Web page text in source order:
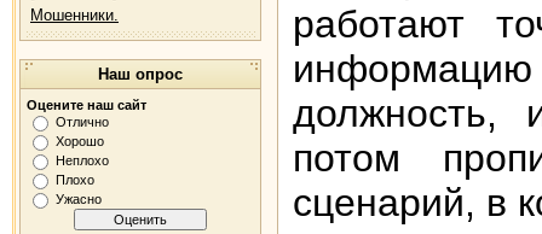
Мошенники.
Наш опрос
Оцените наш сайт
Отлично
Хорошо
Неплохо
Плохо
Ужасно
работают
информацию
должность,
потом
сценарий, в